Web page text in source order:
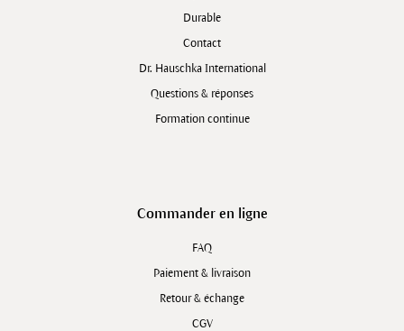
Durable
Contact
Dr. Hauschka International
Questions & réponses
Formation continue
Commander en ligne
FAQ
Paiement & livraison
Retour & échange
CGV